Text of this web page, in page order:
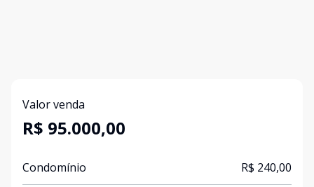
Valor venda
R$ 95.000,00
Condomínio R$ 240,00